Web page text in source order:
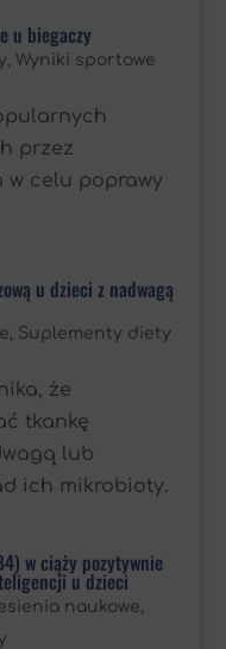
u biegaczy
, Wyniki sportowe
przez
w celu poprawy
u dzieci z nadwagą
, Suplementy diety
że
tkankę
lub
ich mikrobioty.
w ciąży pozytywnie
u dzieci
naukowe,